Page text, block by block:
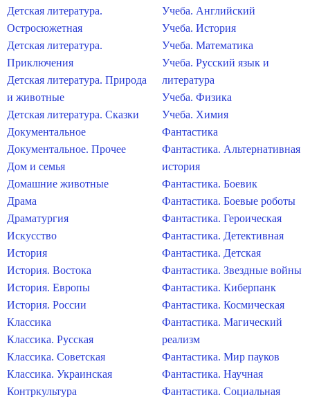
Детская литература.
Остросюжетная
Детская литература.
Приключения
Детская литература. Природа
и животные
Детская литература. Сказки
Документальное
Документальное. Прочее
Дом и семья
Домашние животные
Драма
Драматургия
Искусство
История
История. Востока
История. Европы
История. России
Классика
Классика. Русская
Классика. Советская
Классика. Украинская
Контркультура
Учеба. Английский
Учеба. История
Учеба. Математика
Учеба. Русский язык и
литература
Учеба. Физика
Учеба. Химия
Фантастика
Фантастика. Альтернативная
история
Фантастика. Боевик
Фантастика. Боевые роботы
Фантастика. Героическая
Фантастика. Детективная
Фантастика. Детская
Фантастика. Звездные войны
Фантастика. Киберпанк
Фантастика. Космическая
Фантастика. Магический
реализм
Фантастика. Мир пауков
Фантастика. Научная
Фантастика. Социальная